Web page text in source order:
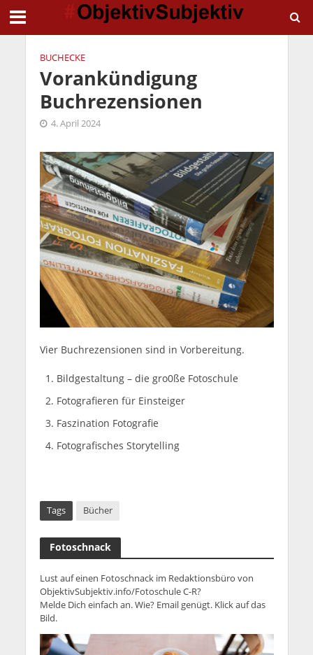
BUCHECKE
Vorankündigung
Buchrezensionen
4. April 2024
Vier Buchrezensionen sind in Vorbereitung.
Bildgestaltung – die gro0ße Fotoschule
Fotografieren für Einsteiger
Faszination Fotografie
Fotografisches Storytelling
Tags Bücher
Fotoschnack
Lust auf einen Fotoschnack im Redaktionsbüro von
ObjektivSubjektiv.info/Fotoschule C-R?
Melde Dich einfach an. Wie? Email genügt. Klick auf das
Bild.